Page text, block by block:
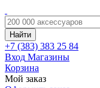
Найти
+7 (383) 383 25 84
Вход Магазины
Корзина
Мой заказ